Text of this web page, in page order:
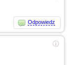
Odpowiedz
ⓘ